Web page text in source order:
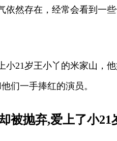
依然存在，经常会看到一
小21岁王小丫的米家山，
们一手捧红的演员。
被抛弃,爱上了小